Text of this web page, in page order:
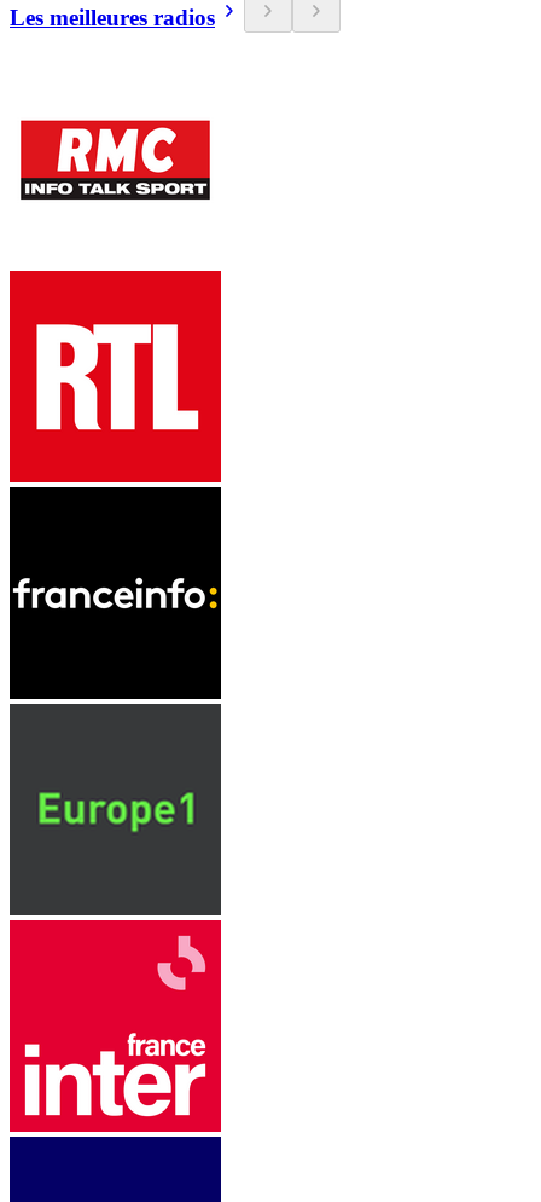
Les meilleures radios